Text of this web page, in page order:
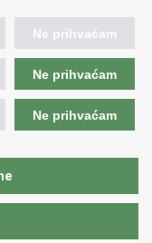
u Zadru (MCPA)
Ne prihvaćam
Ne prihvaćam
Ne prihvaćam